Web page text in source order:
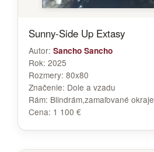
Sunny-Side Up Extasy
Autor: Sancho Sancho
Rok: 2025
Rozmery: 80x80
Značenie: Dole a vzadu
Rám: Blindrám,zamaľované okraje
Cena: 1 100 €